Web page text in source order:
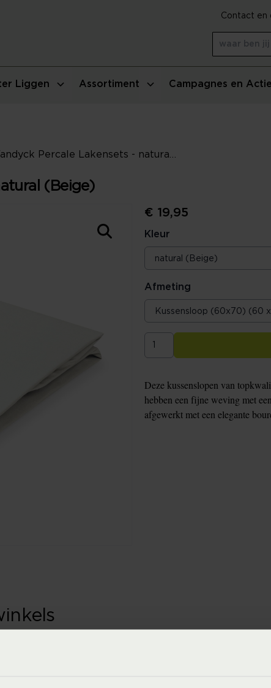
Liggen Assortiment Campagnes en
Contact en
(Beige)
€ 19,95
Kleur
Afmeting
Deze kussenslopen van
hebben een fijne weving met
afgewerkt met een elegante
in de winkel. Wil je het product in de winkel